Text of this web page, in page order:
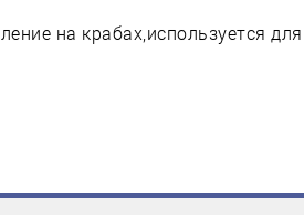
на крабах,используется